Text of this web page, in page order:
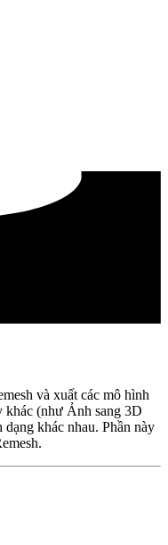
và xuất các mô hình
khác (như Ảnh sang 3D
khác nhau. Phần này